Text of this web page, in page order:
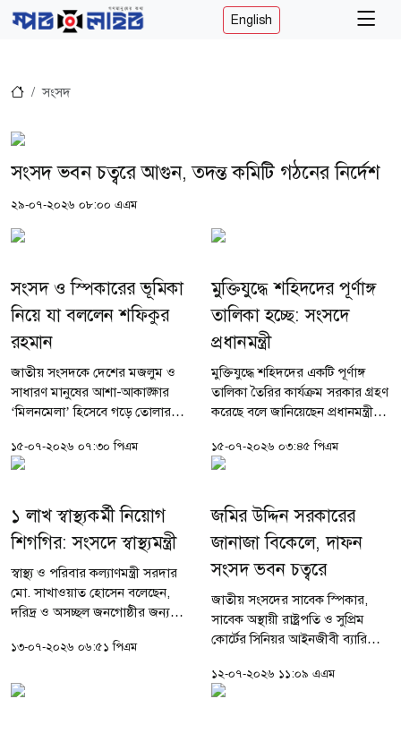
English
সংসদ
সংসদ ভবন চত্বরে আগুন, তদন্ত কমিটি গঠনের নির্দেশ
২৯-০৭-২০২৬ ০৮:০০ এএম
সংসদ ও স্পিকারের ভূমিকা
নিয়ে যা বললেন শফিকুর
রহমান
জাতীয় সংসদকে দেশের মজলুম ও
সাধারণ মানুষের আশা-আকাঙ্ক্ষার
‘মিলনমেলা’ হিসেবে গড়ে তোলার
নেতা ডা. শফিকুর রহমান। তিনি
বলেন, দেশের মানুষের হতাশা দূর
১৫-০৭-২০২৬ ০৭:৩০ পিএম
মুক্তিযুদ্ধে শহিদদের পূর্ণাঙ্গ
তালিকা হচ্ছে: সংসদে
প্রধানমন্ত্রী
মুক্তিযুদ্ধে শহিদদের একটি পূর্ণাঙ্গ
তালিকা তৈরির কার্যক্রম সরকার গ্রহণ
করেছে বলে জানিয়েছেন প্রধানমন্ত্রী
জাতীয় সংসদের অধিবেশনে সংসদ
সদস্য মো. রুহুল আমীন...
১৫-০৭-২০২৬ ০৩:৪৫ পিএম
১ লাখ স্বাস্থ্যকর্মী নিয়োগ
শিগগির: সংসদে স্বাস্থ্যমন্ত্রী
স্বাস্থ্য ও পরিবার কল্যাণমন্ত্রী সরদার
মো. সাখাওয়াত হোসেন বলেছেন,
দরিদ্র ও অসচ্ছল জনগোষ্ঠীর জন্য
বিনামূল্যে চিকিৎসা, পরীক্ষা-নিরীক্ষা
১৩-০৭-২০২৬ ০৬:৫১ পিএম
জমির উদ্দিন সরকারের
জানাজা বিকেলে, দাফন
সংসদ ভবন চত্বরে
জাতীয় সংসদের সাবেক স্পিকার,
সাবেক অস্থায়ী রাষ্ট্রপতি ও সুপ্রিম
কোর্টের সিনিয়র আইনজীবী ব্যারিস্টার
জানাজা জাতীয় সংসদের দক্ষিণ
প্লাজায় রোববার (১২ জুলাই)
১২-০৭-২০২৬ ১১:০৯ এএম